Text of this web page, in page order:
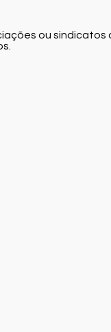
ou sindicatos